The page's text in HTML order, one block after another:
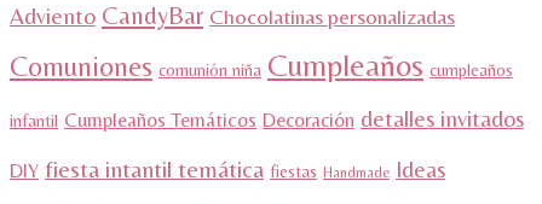
Adviento CandyBar Chocolatinas personalizadas
Comuniones comunión niña Cumpleaños cumpleaños
infantil Cumpleaños Temáticos Decoración detalles invitados
DIY fiesta intantil temática fiestas Handmade Ideas